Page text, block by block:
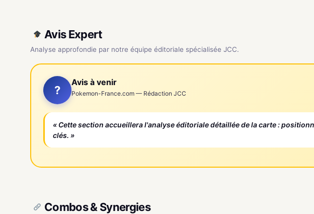
Avis Expert
Analyse approfondie par notre équipe éditoriale spécialisée JCC.
?
Avis à venir
Pokemon-France.com — Rédaction JCC
« Cette section accueillera l'analyse éditoriale détaillée de la carte :
clés. »
Combos & Synergies